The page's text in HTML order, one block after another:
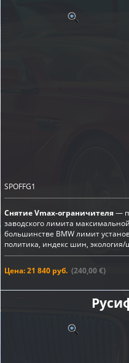
SPOFFG1
Снятие Vmax-ограничителя—
заводского лимита
большинстве BMW лимит
политика, индекс шин,
Цена: 21 840 руб. (240,00 €)